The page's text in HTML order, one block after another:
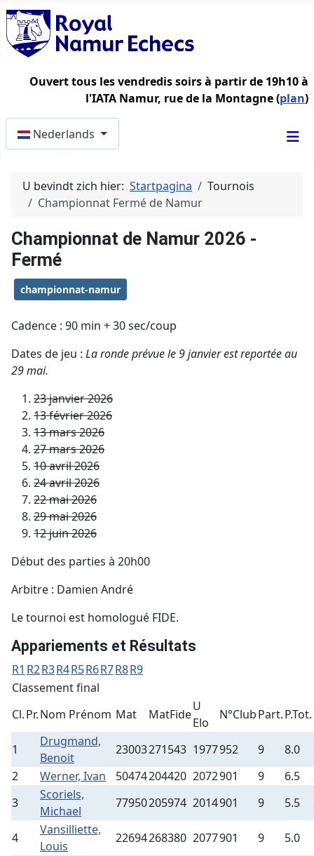
Ouvert tous les vendredis soirs à partir de 19h10 à
l'IATA Namur, rue de la Montagne (plan)
Nederlands
U bevindt zich hier: Startpagina
Tournois
Championnat Fermé de Namur
Championnat de Namur 2026 -
Fermé
championnat-namur
Cadence : 90 min + 30 sec/coup
Dates de jeu : La ronde prévue le 9 janvier est reportée au
29 mai.
23 janvier 2026
13 février 2026
13 mars 2026
27 mars 2026
10 avril 2026
24 avril 2026
22 mai 2026
29 mai 2026
12 juin 2026
Début des parties à 20h00
Arbitre : Damien André
Le tournoi est homologué FIDE.
Appariements et Résultats
R1 R2R3R4R5R6R7R8R9
Classement final
Cl.Pr.Nom Prénom Mat MatFide
U
Elo
N°ClubPart.P.Tot.
1
Drugmand,
Benoit
23003271543 1977952 9 8.0
2
Werner, Ivan 50474204420 2072901 9 6.5
3
Scoriels,
Michael
77950205974 2014901 9 5.5
4
Vansilliette,
Louis
22694268380 2077901 9 5.0